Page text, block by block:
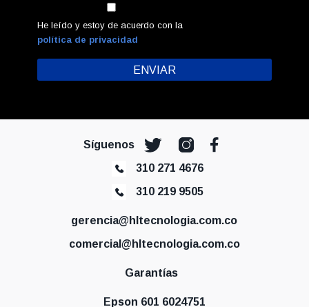
He leído y estoy de acuerdo con la
política de privacidad
Síguenos
310 271 4676
310 219 9505
gerencia@hltecnologia.com.co
comercial@hltecnologia.com.co
Garantías
Epson 601 6024751